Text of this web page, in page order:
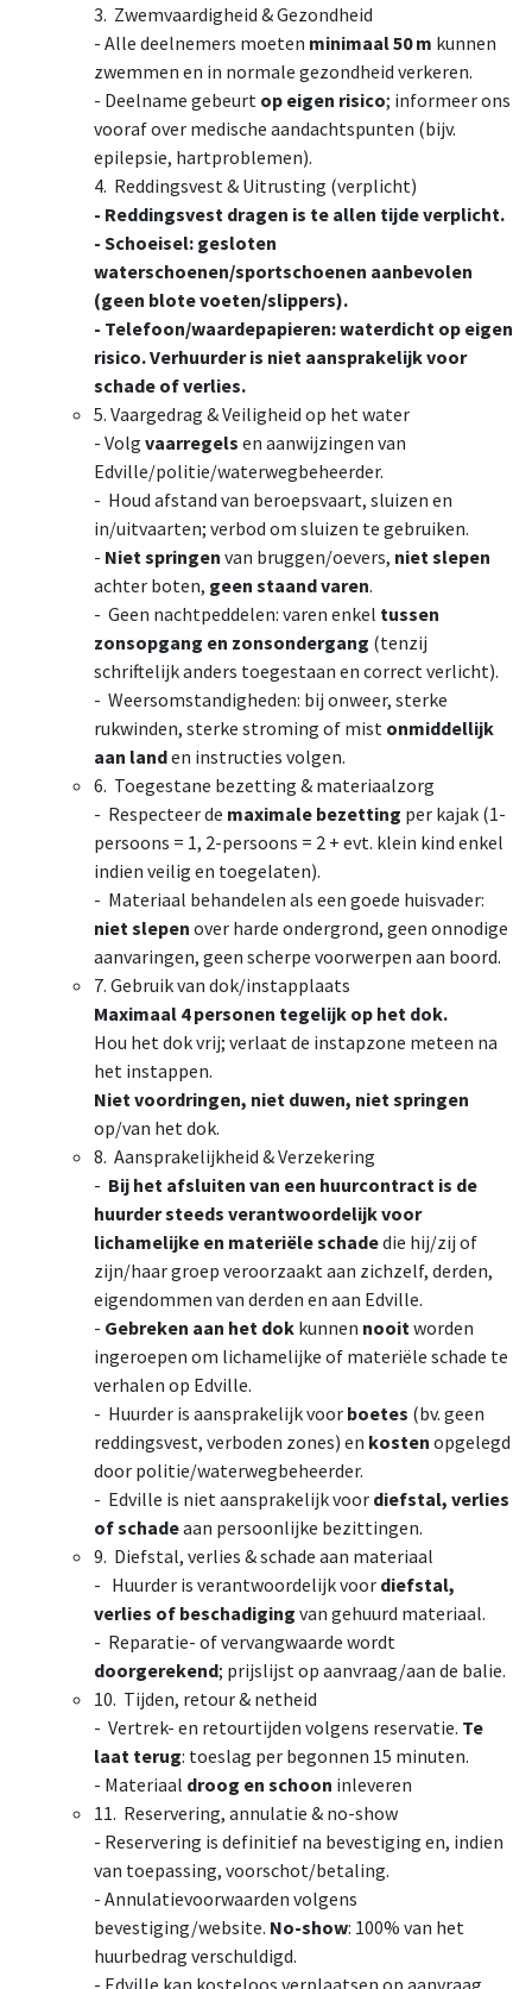
3. Zwemvaardigheid & Gezondheid
- Alle deelnemers moeten minimaal 50 m kunnen
zwemmen en in normale gezondheid verkeren.
- Deelname gebeurt op eigen risico; informeer ons
vooraf over medische aandachtspunten (bijv.
epilepsie, hartproblemen).
4. Reddingsvest & Uitrusting (verplicht)
- Reddingsvest dragen is te allen tijde verplicht.
- Schoeisel: gesloten
waterschoenen/sportschoenen aanbevolen
(geen blote voeten/slippers).
- Telefoon/waardepapieren: waterdicht op eigen
risico. Verhuurder is niet aansprakelijk voor
schade of verlies.
5. Vaargedrag & Veiligheid op het water
- Volg vaarregels en aanwijzingen van
Edville/politie/waterwegbeheerder.
- Houd afstand van beroepsvaart, sluizen en
in/uitvaarten; verbod om sluizen te gebruiken.
- Niet springen van bruggen/oevers, niet slepen
achter boten, geen staand varen.
- Geen nachtpeddelen: varen enkel tussen
zonsopgang en zonsondergang (tenzij
schriftelijk anders toegestaan en correct verlicht).
- Weersomstandigheden: bij onweer, sterke
rukwinden, sterke stroming of mist onmiddellijk
aan landen instructies volgen.
6. Toegestane bezetting & materiaalzorg
- Respecteer de maximale bezetting per kajak (1-
persoons = 1, 2-persoons = 2 + evt. klein kind enkel
indien veilig en toegelaten).
- Materiaal behandelen als een goede huisvader:
niet slepen over harde ondergrond, geen onnodige
aanvaringen, geen scherpe voorwerpen aan boord.
7. Gebruik van dok/instapplaats
Maximaal 4 personen tegelijk op het dok.
Hou het dok vrij; verlaat de instapzone meteen na
het instappen.
Niet voordringen, niet duwen, niet springen
op/van het dok.
8. Aansprakelijkheid & Verzekering
- Bij het afsluiten van een huurcontract is de
huurder steeds verantwoordelijk voor
lichamelijke en materiële schadedie hij/zij of
zijn/haar groep veroorzaakt aan zichzelf, derden,
eigendommen van derden en aan Edville.
- Gebreken aan het dok kunnen nooitworden
ingeroepen om lichamelijke of materiële schade te
verhalen op Edville.
- Huurder is aansprakelijk voor boetes (bv. geen
reddingsvest, verboden zones) en kosten opgelegd
door politie/waterwegbeheerder.
- Edville is niet aansprakelijk voor diefstal, verlies
of schadeaan persoonlijke bezittingen.
9. Diefstal, verlies & schade aan materiaal
- Huurder is verantwoordelijk voor diefstal,
verlies of beschadiging van gehuurd materiaal.
- Reparatie- of vervangwaarde wordt
doorgerekend; prijslijst op aanvraag/aan de balie.
10. Tijden, retour & netheid
- Vertrek- en retourtijden volgens reservatie. Te
laat terug: toeslag per begonnen 15 minuten.
- Materiaal droog en schoon inleveren
11. Reservering, annulatie & no-show
- Reservering is definitief na bevestiging en, indien
van toepassing, voorschot/betaling.
- Annulatievoorwaarden volgens
bevestiging/website. No-show: 100% van het
huurbedrag verschuldigd.